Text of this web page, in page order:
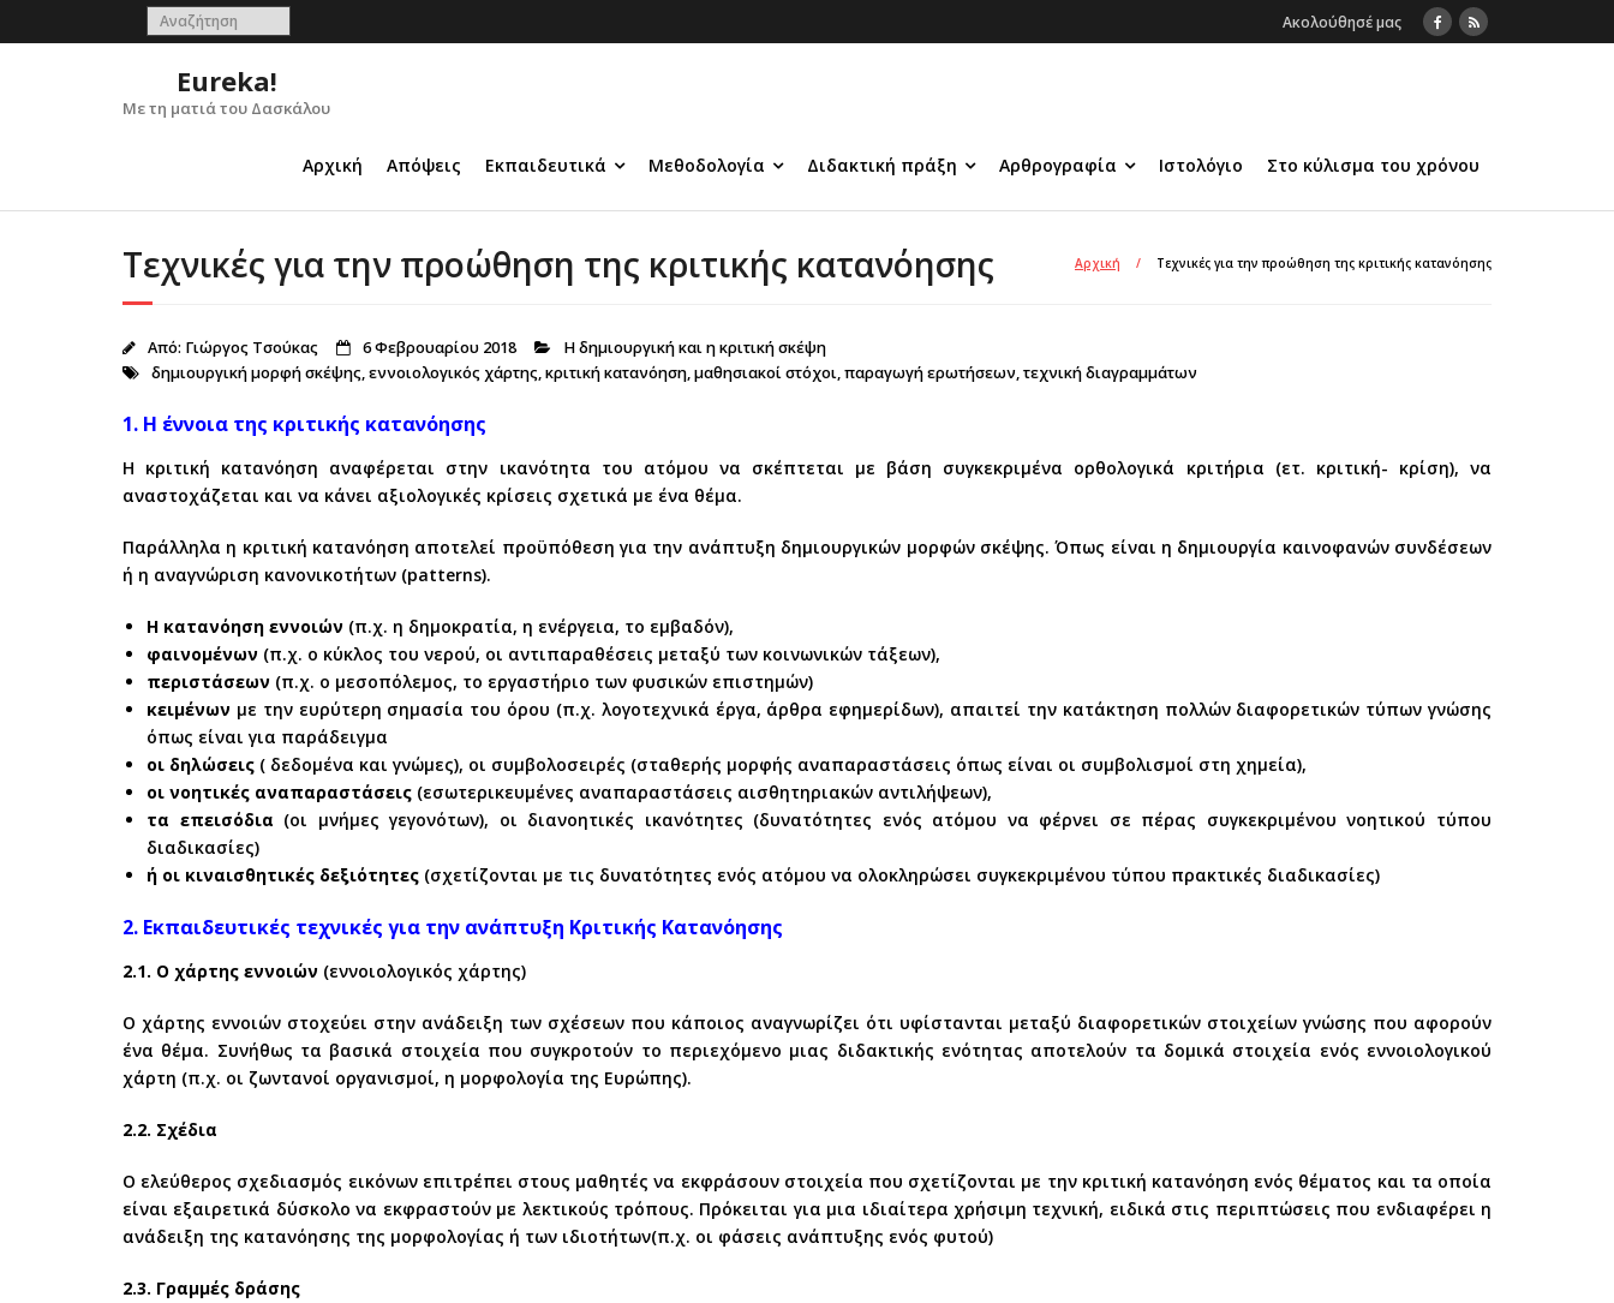
to
Ακολούθησέ μας
Eureka!
Με τη ματιά του Δασκάλου
Αρχική Απόψεις Εκπαιδευτικά Μεθοδολογία Διδακτική πράξη Αρθρογραφία Ιστολόγιο Στο κύλισμα του χρόνου
Τεχνικές για την προώθηση της κριτικής κατανόησης Αρχική / Τεχνικές για την προώθηση της κριτικής κατανόησης
Από: Γιώργος Τσούκας 6 Φεβρουαρίου 2018
Η δημιουργική και η κριτική σκέψη
δημιουργική μορφή σκέψης,εννοιολογικός χάρτης,κριτική κατανόηση,μαθησιακοί στόχοι,παραγωγή ερωτήσεων,τεχνική διαγραμμάτων
1. Η έννοια της κριτικής κατανόησης
Η κριτική κατανόηση αναφέρεται στην ικανότητα του ατόμου να σκέπτεται με βάση συγκεκριμένα ορθολογικά κριτήρια (ετ. κριτική- κρίση), να
αναστοχάζεται και να κάνει αξιολογικές κρίσεις σχετικά με ένα θέμα.
Παράλληλα η κριτική κατανόηση αποτελεί προϋπόθεση για την ανάπτυξη δημιουργικών μορφών σκέψης. Όπως είναι η δημιουργία καινοφανών συνδέσεων
ή η αναγνώριση κανονικοτήτων (patterns).
Η κατανόηση εννοιών (π.χ. η δημοκρατία, η ενέργεια, το εμβαδόν),
φαινομένων (π.χ. ο κύκλος του νερού, οι αντιπαραθέσεις μεταξύ των κοινωνικών τάξεων),
περιστάσεων (π.χ. ο μεσοπόλεμος, το εργαστήριο των φυσικών επιστημών)
κειμένων με την ευρύτερη σημασία του όρου (π.χ. λογοτεχνικά έργα, άρθρα εφημερίδων), απαιτεί την κατάκτηση πολλών διαφορετικών τύπων γνώσης
όπως είναι για παράδειγμα
οι δηλώσεις ( δεδομένα και γνώμες), οι συμβολοσειρές (σταθερής μορφής αναπαραστάσεις όπως είναι οι συμβολισμοί στη χημεία),
οι νοητικές αναπαραστάσεις (εσωτερικευμένες αναπαραστάσεις αισθητηριακών αντιλήψεων),
τα επεισόδια (οι μνήμες γεγονότων), οι διανοητικές ικανότητες (δυνατότητες ενός ατόμου να φέρνει σε πέρας συγκεκριμένου νοητικού τύπου
διαδικασίες)
ή οι κιναισθητικές δεξιότητες (σχετίζονται με τις δυνατότητες ενός ατόμου να ολοκληρώσει συγκεκριμένου τύπου πρακτικές διαδικασίες)
2. Εκπαιδευτικές τεχνικές για την ανάπτυξη Κριτικής Κατανόησης
2.1. Ο χάρτης εννοιών (εννοιολογικός χάρτης)
Ο χάρτης εννοιών στοχεύει στην ανάδειξη των σχέσεων που κάποιος αναγνωρίζει ότι υφίστανται μεταξύ διαφορετικών στοιχείων γνώσης που αφορούν
ένα θέμα. Συνήθως τα βασικά στοιχεία που συγκροτούν το περιεχόμενο μιας διδακτικής ενότητας αποτελούν τα δομικά στοιχεία ενός εννοιολογικού
χάρτη (π.χ. οι ζωντανοί οργανισμοί, η μορφολογία της Ευρώπης).
2.2. Σχέδια
Ο ελεύθερος σχεδιασμός εικόνων επιτρέπει στους μαθητές να εκφράσουν στοιχεία που σχετίζονται με την κριτική κατανόηση ενός θέματος και τα οποία
είναι εξαιρετικά δύσκολο να εκφραστούν με λεκτικούς τρόπους. Πρόκειται για μια ιδιαίτερα χρήσιμη τεχνική, ειδικά στις περιπτώσεις που ενδιαφέρει η
ανάδειξη της κατανόησης της μορφολογίας ή των ιδιοτήτων(π.χ. οι φάσεις ανάπτυξης ενός φυτού)
2.3. Γραμμές δράσης